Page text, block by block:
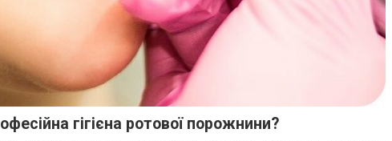
гігієна ротової порожнини?